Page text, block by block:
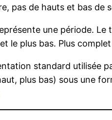
pas de hauts et bas de
une période.
le plus bas. Plus
standard utilisée
plus bas) sous une